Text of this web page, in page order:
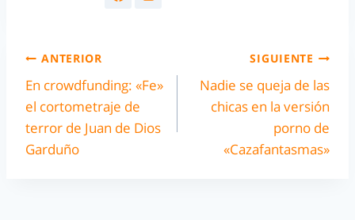
ANTERIOR
En crowdfunding: «Fe»
el cortometraje de
terror de Juan de Dios
Garduño
SIGUIENTE
Nadie se queja de las
chicas en la versión
porno de
«Cazafantasmas»